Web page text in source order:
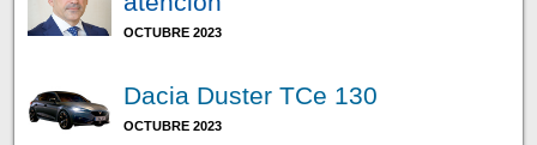
OCTUBRE 2023
Dacia Duster TCe 130
OCTUBRE 2023